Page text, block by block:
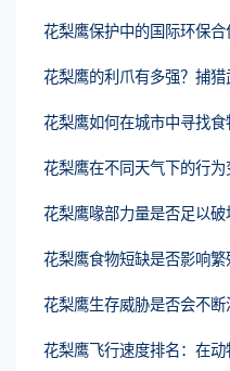
花梨鹰保护中的国际环保合
花梨鹰的利爪有多强？捕
花梨鹰如何在城市中寻找
花梨鹰在不同天气下的行为
花梨鹰喙部力量是否足以破
花梨鹰食物短缺是否影响繁
花梨鹰生存威胁是否会不断
花梨鹰飞行速度排名：在